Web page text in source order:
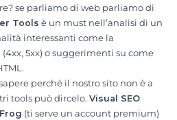
se parliamo di web parliamo di
Tools è un must nell’analisi di un
interessanti come la
5xx) o suggerimenti su come
perché il nostro sito non è a
tools può dircelo. Visual SEO
(ti serve un account premium)